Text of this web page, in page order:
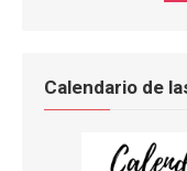
Calendario de